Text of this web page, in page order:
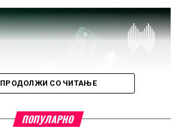
ПРОДОЛЖИ СО ЧИТАЊЕ
ПОПУЛАРНО